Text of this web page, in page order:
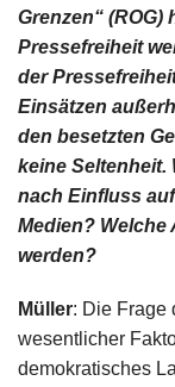
Grenzen“
Pressefreiheit
der
Einsätzen
den besetzten
keine Seltenheit.
nach Einfluss
Medien?
werden?
Müller: Die Frage
wesentlicher
demokratisches